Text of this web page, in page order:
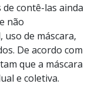
contê-las ainda
não
de máscara,
De acordo com
que a máscara
e coletiva.